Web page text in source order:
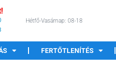
Hétfő-Vasárnap: 08-18
FERTŐTLENÍTÉS